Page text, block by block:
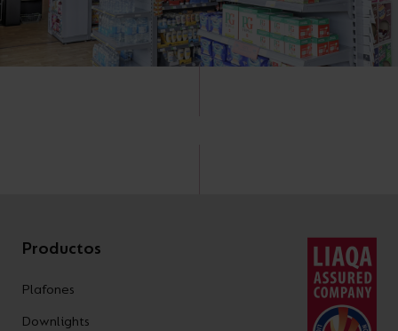
Productos
Plafones
Downlights